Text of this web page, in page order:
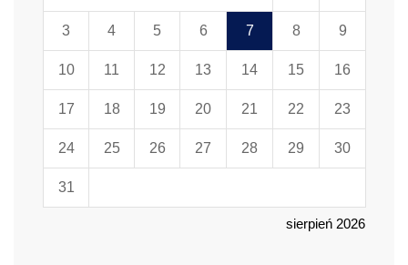
sierpień 2026
3 4 5 6 7 8 9
10 11 12 13 14 15 16
17 18 19 20 21 22 23
24 25 26 27 28 29 30
31